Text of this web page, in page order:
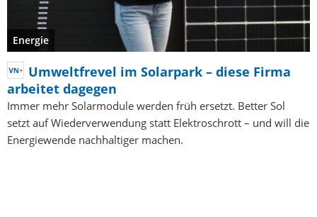
Energie
Umweltfrevel im Solarpark – diese Firma
arbeitet dagegen
Immer mehr Solarmodule werden früh ersetzt. Better Sol
setzt auf Wiederverwendung statt Elektroschrott – und will die
Energiewende nachhaltiger machen.